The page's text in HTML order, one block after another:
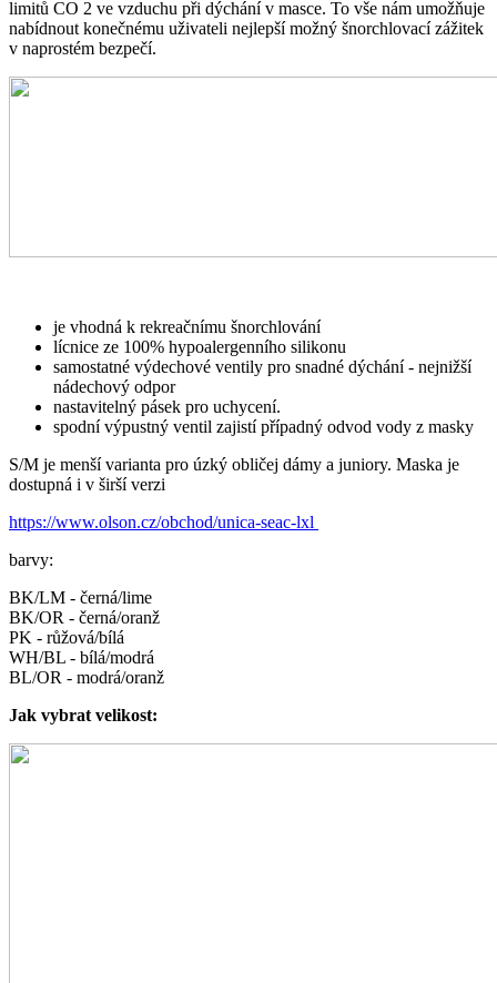
limitů CO 2 ve vzduchu při dýchání v masce. To vše nám umožňuje
nabídnout konečnému uživateli nejlepší možný šnorchlovací zážitek
v naprostém bezpečí.
je vhodná k rekreačnímu šnorchlování
lícnice ze 100% hypoalergenního silikonu
samostatné výdechové ventily pro snadné dýchání - nejnižší
nádechový odpor
nastavitelný pásek pro uchycení.
spodní výpustný ventil zajistí případný odvod vody z masky
S/M je menší varianta pro úzký obličej dámy a juniory. Maska je
dostupná i v širší verzi
https://www.olson.cz/obchod/unica-seac-lxl
barvy:
BK/LM - černá/lime
BK/OR - černá/oranž
PK - růžová/bílá
WH/BL - bílá/modrá
BL/OR - modrá/oranž
Jak vybrat velikost: